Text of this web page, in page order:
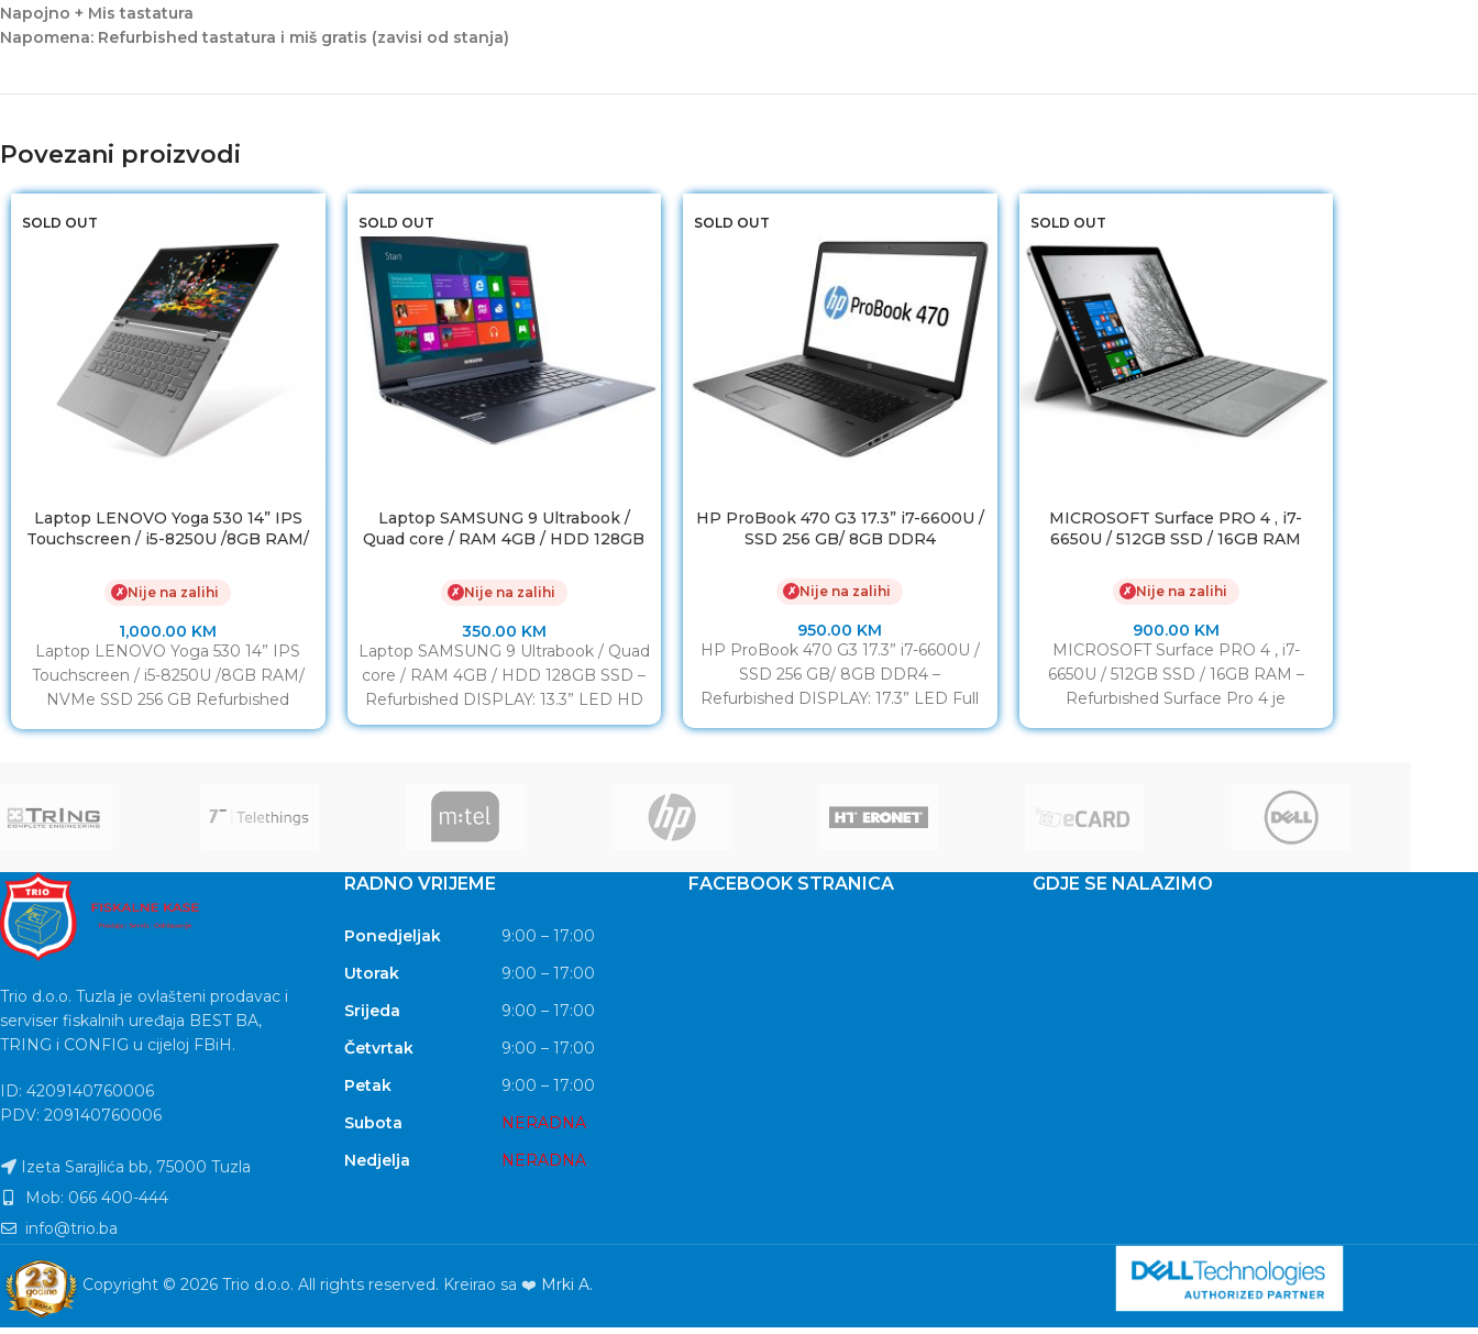
Napojno + Mis tastatura
Napomena: Refurbished tastatura i miš gratis (zavisi od stanja)
Povezani proizvodi
SOLD OUT
Laptop LENOVO Yoga 530 14” IPS
Touchscreen / i5-8250U /8GB RAM/
✗ Nije na zalihi
1,000.00 KM
Laptop LENOVO Yoga 530 14” IPS
Touchscreen / i5-8250U /8GB RAM/
NVMe SSD 256 GB Refurbished
SOLD OUT
Laptop SAMSUNG 9 Ultrabook /
Quad core / RAM 4GB / HDD 128GB
✗ Nije na zalihi
350.00 KM
Laptop SAMSUNG 9 Ultrabook / Quad
core / RAM 4GB / HDD 128GB SSD –
Refurbished DISPLAY: 13.3” LED HD
SOLD OUT
HP ProBook 470 G3 17.3” i7-6600U /
SSD 256 GB/ 8GB DDR4
✗ Nije na zalihi
950.00 KM
HP ProBook 470 G3 17.3” i7-6600U /
SSD 256 GB/ 8GB DDR4 –
Refurbished DISPLAY: 17.3” LED Full
SOLD OUT
MICROSOFT Surface PRO 4 , i7-
6650U / 512GB SSD / 16GB RAM
✗ Nije na zalihi
900.00 KM
MICROSOFT Surface PRO 4 , i7-
6650U / 512GB SSD / 16GB RAM –
Refurbished Surface Pro 4 je
Trio d.o.o. Tuzla je ovlašteni prodavac i
serviser fiskalnih uređaja BEST BA,
TRING i CONFIG u cijeloj FBiH.
ID: 4209140760006
PDV: 209140760006
Izeta Sarajlića bb, 75000 Tuzla
Mob: 066 400-444
info@trio.ba
RADNO VRIJEME
Ponedjeljak
9:00 – 17:00
Utorak
9:00 – 17:00
Srijeda
9:00 – 17:00
Četvrtak
9:00 – 17:00
Petak
9:00 – 17:00
Subota
NERADNA
Nedjelja
NERADNA
FACEBOOK STRANICA GDJE SE NALAZIMO
Copyright © 2026 Trio d.o.o. All rights reserved. Kreirao sa ❤️ Mrki A.